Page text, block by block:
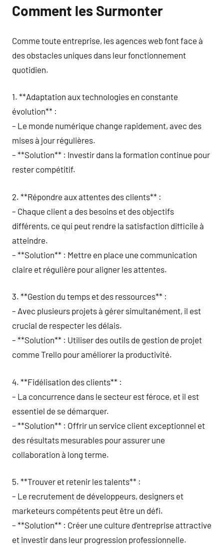
Comment les Surmonter
Comme toute entreprise, les agences web font face à
des obstacles uniques dans leur fonctionnement
quotidien.
1. **Adaptation aux technologies en constante
évolution** :
– Le monde numérique change rapidement, avec des
mises à jour régulières.
– **Solution** : Investir dans la formation continue pour
rester compétitif.
2. **Répondre aux attentes des clients** :
– Chaque client a des besoins et des objectifs
différents, ce qui peut rendre la satisfaction difficile à
atteindre.
– **Solution** : Mettre en place une communication
claire et régulière pour aligner les attentes.
3. **Gestion du temps et des ressources** :
– Avec plusieurs projets à gérer simultanément, il est
crucial de respecter les délais.
– **Solution** : Utiliser des outils de gestion de projet
comme Trello pour améliorer la productivité.
4. **Fidélisation des clients** :
– La concurrence dans le secteur est féroce, et il est
essentiel de se démarquer.
– **Solution** : Offrir un service client exceptionnel et
des résultats mesurables pour assurer une
collaboration à long terme.
5. **Trouver et retenir les talents** :
– Le recrutement de développeurs, designers et
marketeurs compétents peut être un défi.
– **Solution** : Créer une culture d’entreprise attractive
et investir dans leur progression professionnelle.